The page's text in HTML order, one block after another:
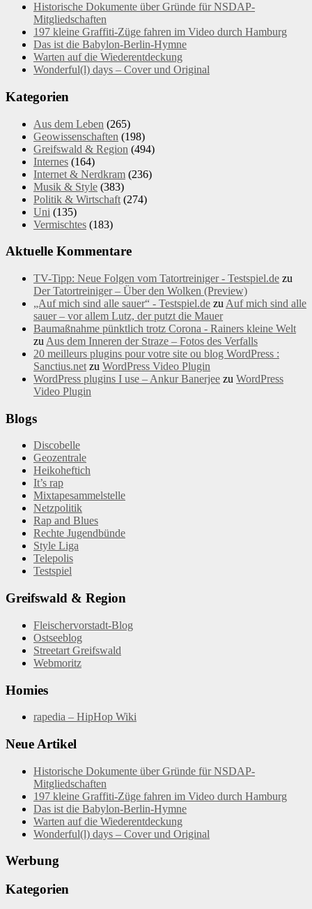
Historische Dokumente über Gründe für NSDAP-
Mitgliedschaften
197 kleine Graffiti-Züge fahren im Video durch Hamburg
Das ist die Babylon-Berlin-Hymne
Warten auf die Wiederentdeckung
Wonderful(l) days – Cover und Original
Kategorien
Aus dem Leben (265)
Geowissenschaften (198)
Greifswald & Region (494)
Internes (164)
Internet & Nerdkram (236)
Musik & Style (383)
Politik & Wirtschaft (274)
Uni (135)
Vermischtes (183)
Aktuelle Kommentare
TV-Tipp: Neue Folgen vom Tatortreiniger - Testspiel.de zu
Der Tatortreiniger – Über den Wolken (Preview)
„Auf mich sind alle sauer“ - Testspiel.de zu Auf mich sind alle
sauer – vor allem Lutz, der putzt die Mauer
Baumaßnahme pünktlich trotz Corona - Rainers kleine Welt
zu Aus dem Inneren der Straze – Fotos des Verfalls
20 meilleurs plugins pour votre site ou blog WordPress :
Sanctius.net zu WordPress Video Plugin
WordPress plugins I use – Ankur Banerjee zu WordPress
Video Plugin
Blogs
Discobelle
Geozentrale
Heikoheftich
It’s rap
Mixtapesammelstelle
Netzpolitik
Rap and Blues
Rechte Jugendbünde
Style Liga
Telepolis
Testspiel
Greifswald & Region
Fleischervorstadt-Blog
Ostseeblog
Streetart Greifswald
Webmoritz
Homies
rapedia – HipHop Wiki
Neue Artikel
Historische Dokumente über Gründe für NSDAP-
Mitgliedschaften
197 kleine Graffiti-Züge fahren im Video durch Hamburg
Das ist die Babylon-Berlin-Hymne
Warten auf die Wiederentdeckung
Wonderful(l) days – Cover und Original
Werbung
Kategorien